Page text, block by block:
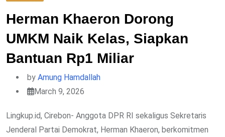
Herman Khaeron Dorong
UMKM Naik Kelas, Siapkan
Bantuan Rp1 Miliar
by Amung Hamdallah
March 9, 2026
Lingkup.id, Cirebon- Anggota DPR RI sekaligus Sekretaris
Jenderal Partai Demokrat, Herman Khaeron, berkomitmen